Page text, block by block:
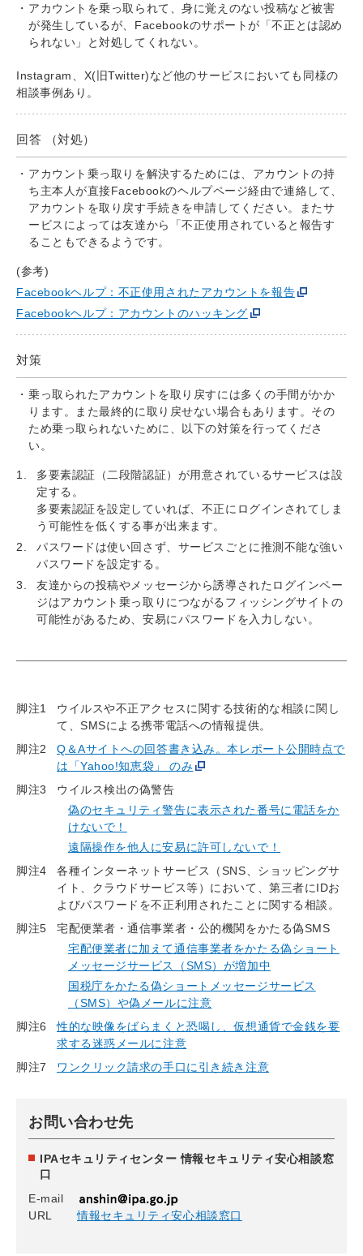
アカウントを乗っ取られて、身に覚えのない投稿など被害
が発生しているが、Facebookのサポートが「不正とは認め
られない」と対処してくれない。
Instagram、X(旧Twitter)など他のサービスにおいても同様の
相談事例あり。
回答 （対処）
アカウント乗っ取りを解決するためには、アカウントの持
ち主本人が直接Facebookのヘルプページ経由で連絡して、
アカウントを取り戻す手続きを申請してください。またサ
ービスによっては友達から「不正使用されていると報告す
ることもできるようです。
(参考)
Facebookヘルプ：不正使用されたアカウントを報告
Facebookヘルプ：アカウントのハッキング
対策
乗っ取られたアカウントを取り戻すには多くの手間がかか
ります。また最終的に取り戻せない場合もあります。その
ため乗っ取られないために、以下の対策を行ってくださ
い。
多要素認証（二段階認証）が用意されているサービスは設
定する。
多要素認証を設定していれば、不正にログインされてしま
う可能性を低くする事が出来ます。
パスワードは使い回さず、サービスごとに推測不能な強い
パスワードを設定する。
友達からの投稿やメッセージから誘導されたログインペー
ジはアカウント乗っ取りにつながるフィッシングサイトの
可能性があるため、安易にパスワードを入力しない。
脚注1
ウイルスや不正アクセスに関する技術的な相談に関し
て、SMSによる携帯電話への情報提供。
脚注2
Q＆Aサイトへの回答書き込み。本レポート公開時点で
は「Yahoo!知恵袋」 のみ
脚注3
ウイルス検出の偽警告
偽のセキュリティ警告に表示された番号に電話をか
けないで！
遠隔操作を他人に安易に許可しないで！
脚注4
各種インターネットサービス（SNS、ショッピングサ
イト、クラウドサービス等）において、第三者にIDお
よびパスワードを不正利用されたことに関する相談。
脚注5
宅配便業者・通信事業者・公的機関をかたる偽SMS
宅配便業者に加えて通信事業者をかたる偽ショート
メッセージサービス（SMS）が増加中
国税庁をかたる偽ショートメッセージサービス
（SMS）や偽メールに注意
脚注6
性的な映像をばらまくと恐喝し、仮想通貨で金銭を要
求する迷惑メールに注意
脚注7
ワンクリック請求の手口に引き続き注意
お問い合わせ先
IPAセキュリティセンター 情報セキュリティ安心相談窓
口
E-mail
URL
情報セキュリティ安心相談窓口